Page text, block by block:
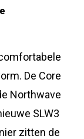
De Core
Northwave
SLW3
zitten de